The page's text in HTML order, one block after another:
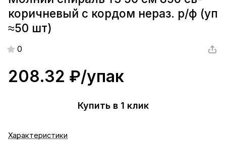
коричневый с кордом нераз. р/ф (уп
≈50 шт)
0
208.32 ₽/упак
Купить в 1 клик
Характеристики